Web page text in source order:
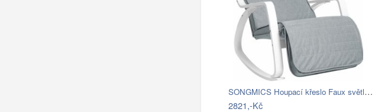
SONGMICS Houpací křeslo Faux světle šedé
2821,-Kč